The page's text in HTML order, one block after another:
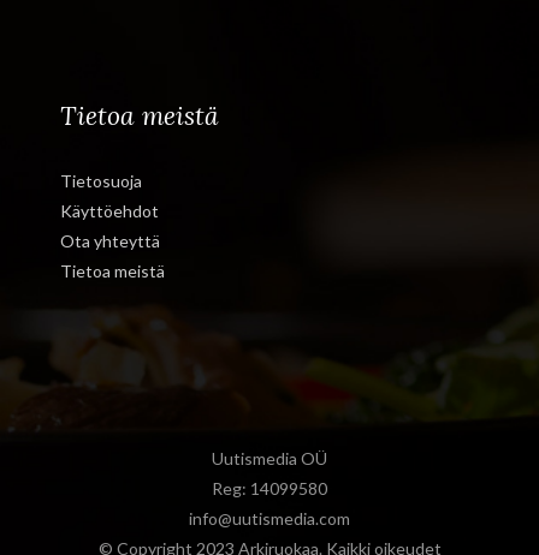
Tietoa meistä
Tietosuoja
Käyttöehdot
Ota yhteyttä
Tietoa meistä
Uutismedia OÜ
Reg: 14099580
info@uutismedia.com
© Copyright 2023 Arkiruokaa. Kaikki oikeudet